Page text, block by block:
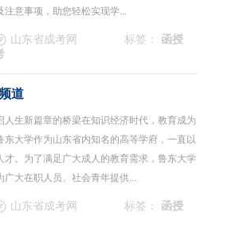
意事项，助您轻松实现学...
山东省成考网 标签： 函授
道
生新篇章的桥梁在知识经济时代，教育成为
大学作为山东省内知名的高等学府，一直以
才。为了满足广大成人的教育需求，鲁东大学
大在职人员、社会青年提供...
山东省成考网 标签： 函授